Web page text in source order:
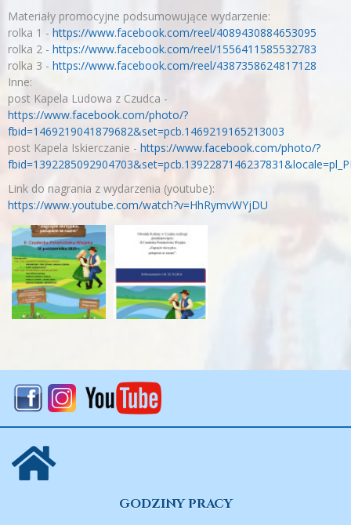
GODZINY PRACY
Materiały promocyjne podsumowujące wydarzenie:
rolka 1 - https://www.facebook.com/reel/4089430884653095
rolka 2 - https://www.facebook.com/reel/1556411585532783
rolka 3 - https://www.facebook.com/reel/4387358624817128
Inne:
post Kapela Ludowa z Czudca -
https://www.facebook.com/photo/?
fbid=1469219041879682&set=pcb.1469219165213003
post Kapela Iskierczanie - https://www.facebook.com/photo/?
Link do nagrania z wydarzenia (youtube):
https://www.youtube.com/watch?v=HhRymvWYjDU